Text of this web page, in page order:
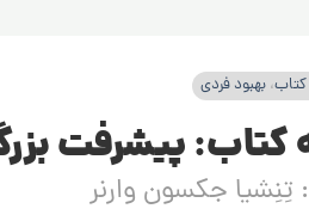
کتاب، بهبود فردی
کتاب: پیشرفت
تِنِشیا جکسون وارنر